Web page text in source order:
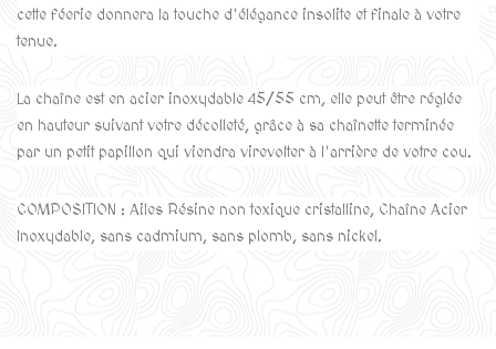
cette féerie donnera la touche d'élégance insolite et finale à votre
tenue.
La chaîne est en acier inoxydable 45/55 cm, elle peut être réglée
en hauteur suivant votre décolleté, grâce à sa chaînette terminée
par un petit papillon qui viendra virevolter à l'arrière de votre cou.
COMPOSITION : Ailes Résine non toxique cristalline, Chaîne Acier
Inoxydable, sans cadmium, sans plomb, sans nickel.